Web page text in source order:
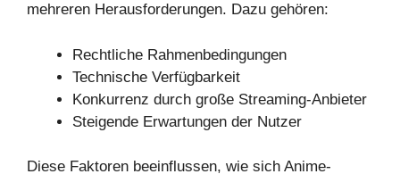
mehreren Herausforderungen. Dazu gehören:
Rechtliche Rahmenbedingungen
Technische Verfügbarkeit
Konkurrenz durch große Streaming-Anbieter
Steigende Erwartungen der Nutzer
Diese Faktoren beeinflussen, wie sich Anime-